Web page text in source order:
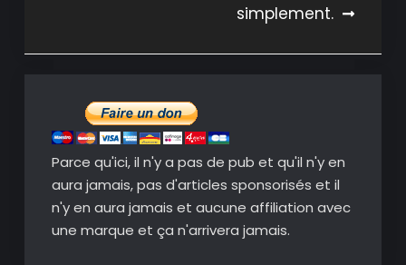
simplement.
Parce qu'ici, il n'y a pas de pub et qu'il n'y en
aura jamais, pas d'articles sponsorisés et il
n'y en aura jamais et aucune affiliation avec
une marque et ça n'arrivera jamais.